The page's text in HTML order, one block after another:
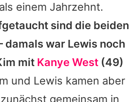
einem Jahrzehnt.
sind die beiden
damals war Lewis noch
mit Kanye West (49)
und Lewis kamen aber
gemeinsam in